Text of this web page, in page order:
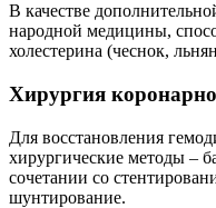
В качестве
народной медицины,
холестерина (чеснок,
Хирургия
Для восстановления
хирургические методы –
сочетании со
шунтирование.